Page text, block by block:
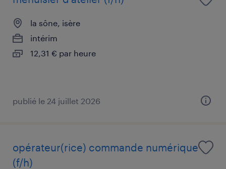
la sône, isère
intérim
12,31 € par heure
publié le 24 juillet 2026
opérateur(rice) commande numérique
(f/h)